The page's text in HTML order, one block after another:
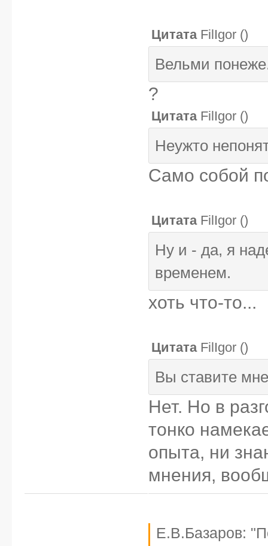
Цитата FilIgor ()
Вельми
?
Цитата FilIgor ()
Неужто
Само собой
Цитата FilIgor ()
Ну и - да, я
временем.
хоть что-то...
Цитата FilIgor ()
Вы ставите
Нет. Но в
тонко
опыта, ни
мнения,
Е.В.Базаров: